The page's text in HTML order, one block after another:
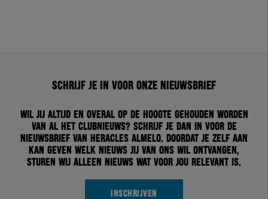
Schrijf je in voor onze nieuwsbrief
Wil jij altijd en overal op de hoogte gehouden worden
van al het clubnieuws? Schrijf je dan in voor de
nieuwsbrief van Heracles Almelo. Doordat je zelf aan
kan geven welk nieuws jij van ons wil ontvangen,
sturen wij alleen nieuws wat voor jou relevant is.
INSCHRIJVEN